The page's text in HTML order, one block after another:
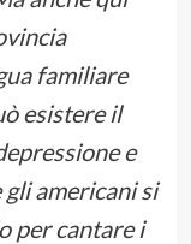
familiare
esistere il
e
americani si
per cantare i